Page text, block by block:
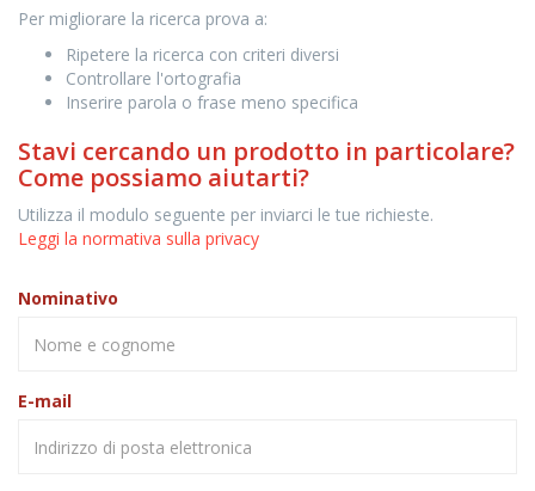
Per migliorare la ricerca prova a:
Ripetere la ricerca con criteri diversi
Controllare l'ortografia
Inserire parola o frase meno specifica
Stavi cercando un prodotto in particolare?
Come possiamo aiutarti?
Utilizza il modulo seguente per inviarci le tue richieste.
Leggi la normativa sulla privacy
Nominativo
E-mail